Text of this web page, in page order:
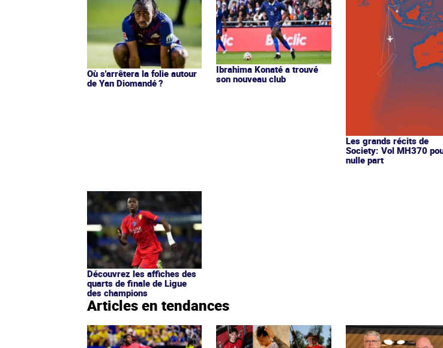
Où s'arrêtera la folie autour
de Yan Diomandé ?
Ibrahima Konaté a trouvé
son nouveau club
Les grands récits de
Society: Vol MH370
nulle part
Découvrez les affiches des
quarts de finale de Ligue
des champions
Articles en tendances